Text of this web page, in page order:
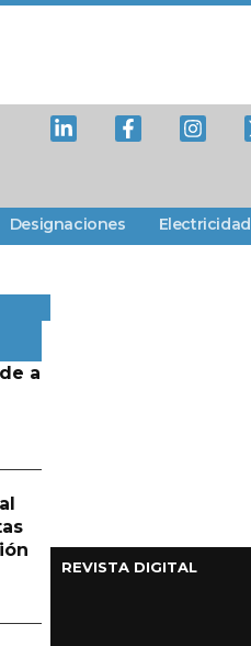
Designaciones Electricidad
a
REVISTA DIGITAL